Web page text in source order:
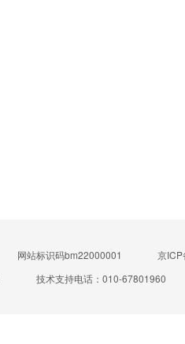
网站标识码bm22000001
京
技术支持电话：010-67801960